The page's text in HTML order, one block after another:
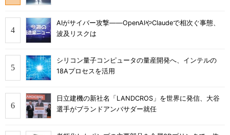
AIがサイバー攻撃――OpenAIやClaudeで相次ぐ事態、
波及リスクは
シリコン量子コンピュータの量産開発へ、インテルの
18Aプロセスを活用
日立建機の新社名「LANDCROS」を世界に発信、大谷
選手がブランドアンバサダー就任